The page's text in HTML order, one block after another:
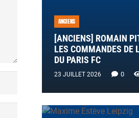
ANCIENS
[ANCIENS] ROMAIN
LES COMMANDES DE
DU PARIS FC
23 JUILLET 2026 0